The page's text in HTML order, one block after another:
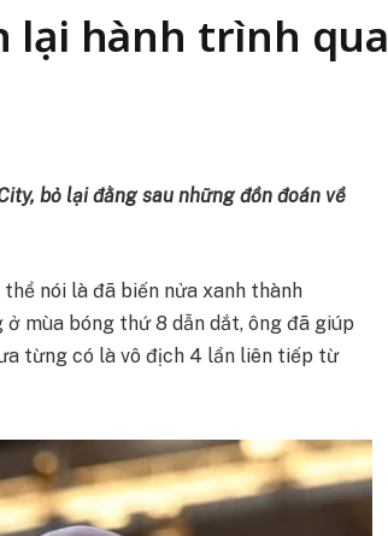
lại hành trình qua
bỏ lại đằng sau những đồn đoán về
nói là đã biến nửa xanh thành
mùa bóng thứ 8 dẫn dắt, ông đã giúp
từng có là vô địch 4 lần liên tiếp từ